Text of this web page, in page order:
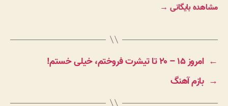
مشاهده بایگانی →
← امروز ۱۵ – ۲۰ تا تیشرت فروختم، خیلی خستم!
→ بازم آهنگ